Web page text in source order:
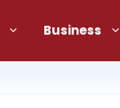
Business